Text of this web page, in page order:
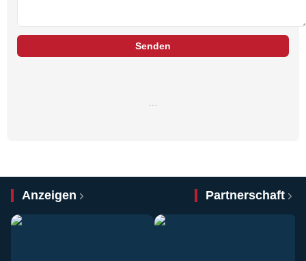
Senden
Anzeigen Partnerschaft